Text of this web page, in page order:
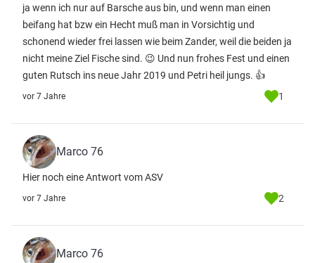
ja wenn ich nur auf Barsche aus bin, und wenn man einen
beifang hat bzw ein Hecht muß man in Vorsichtig und
schonend wieder frei lassen wie beim Zander, weil die beiden ja
nicht meine Ziel Fische sind. 😉 Und nun frohes Fest und einen
guten Rutsch ins neue Jahr 2019 und Petri heil jungs. 👍
vor 7 Jahre 1
Marco 76
Hier noch eine Antwort vom ASV
vor 7 Jahre 2
Marco 76